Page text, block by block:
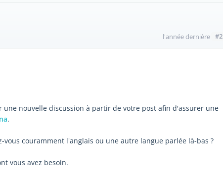
l'année dernière #2
une nouvelle discussion à partir de votre post afin d'assurer une
.
vous couramment l'anglais ou une autre langue parlée là-bas ?
vous avez besoin.